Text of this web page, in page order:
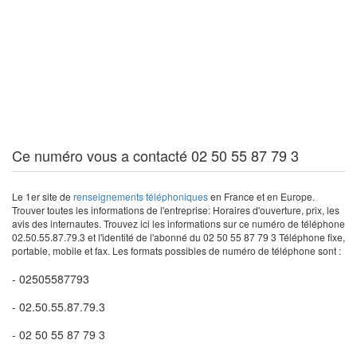
Ce numéro vous a contacté 02 50 55 87 79 3
Le 1er site de renseignements téléphoniquesen France et en Europe.
Trouver toutes les informations de l'entreprise: Horaires d'ouverture, prix, les
avis des internautes. Trouvez ici les informations sur ce numéro de téléphone
02.50.55.87.79.3 et l'identité de l'abonné du 02 50 55 87 79 3 Téléphone fixe,
portable, mobile et fax. Les formats possibles de numéro de téléphone sont :
- 02505587793
- 02.50.55.87.79.3
- 02 50 55 87 79 3